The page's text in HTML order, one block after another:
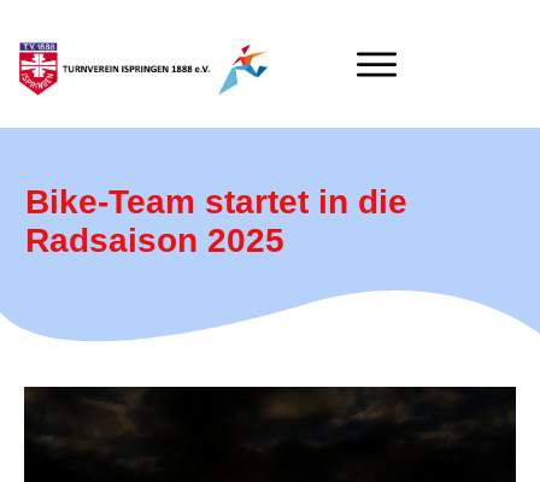
Bike-Team startet in die
Radsaison 2025